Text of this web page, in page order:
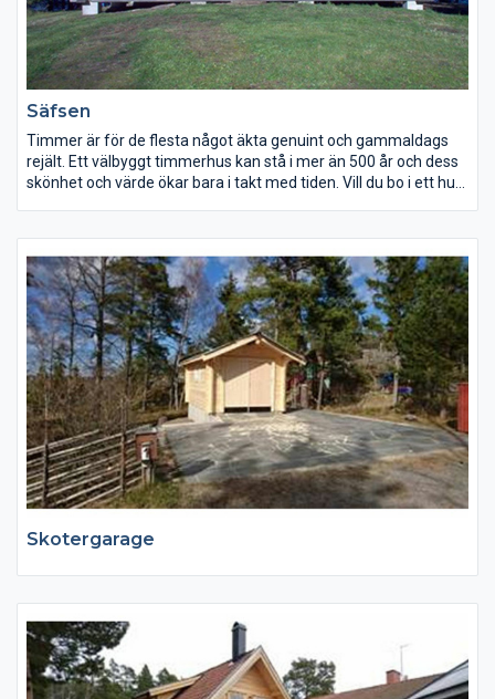
Säfsen
Timmer är för de flesta något äkta genuint och gammaldags
rejält. Ett välbyggt timmerhus kan stå i mer än 500 år och dess
skönhet och värde ökar bara i takt med tiden. Vill du bo i ett hus
ökat utrymme för egna idéer vår tillverkning är inte bunden av
färdiga element eller serieproduktion – så ändra gärna. Vi
bygger också efter beställarens ritning eller omarbetar våra
standardtyper enligt önskemål.
Skotergarage